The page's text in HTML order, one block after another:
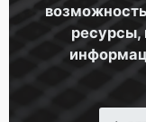
ресурсы,